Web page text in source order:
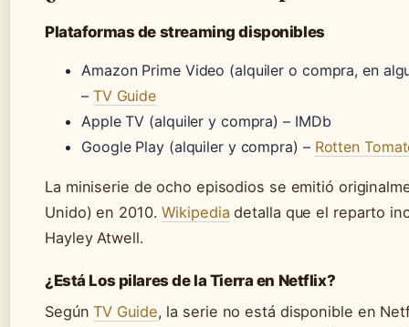
Plataformas de streaming disponibles
Amazon Prime Video (alquiler o compra, en
– TV Guide
Apple TV (alquiler y compra) – IMDb
Google Play (alquiler y compra) – Rotten
La miniserie de ocho episodios se emitió
Unido) en 2010.Wikipedia detalla que el reparto
Hayley Atwell.
¿Está Los pilares de la Tierra en Netflix?
SegúnTV Guide, la serie no está disponible en